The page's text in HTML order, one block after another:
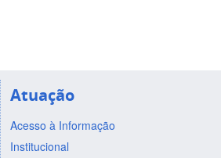
Atuação
Acesso à Informação
Institucional